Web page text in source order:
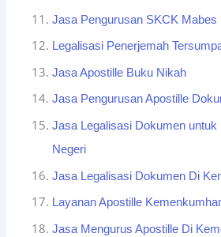
Jasa Pengurusan SKCK Mabes
Legalisasi Penerjemah
Jasa Apostille Buku Nikah
Jasa Pengurusan Apostille
Jasa Legalisasi Dokumen untuk
Negeri
Jasa Legalisasi Dokumen Di
Layanan Apostille
Jasa Mengurus Apostille Di